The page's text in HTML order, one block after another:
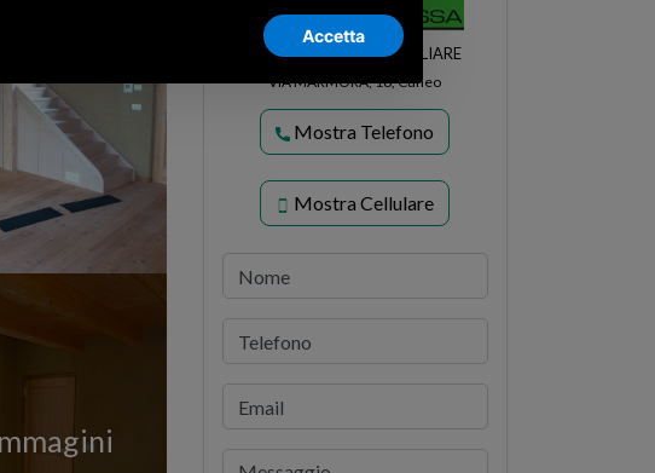
MASSA STUDIO IMMOBILIARE
VIA MARMORA, 18, Cuneo
Mostra Telefono
Mostra Cellulare
Accetta